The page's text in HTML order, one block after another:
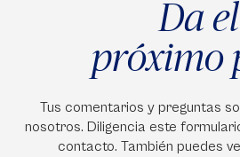
Da el
próximo
Tus comentarios y preguntas
nosotros. Diligencia este
contacto. También puedes